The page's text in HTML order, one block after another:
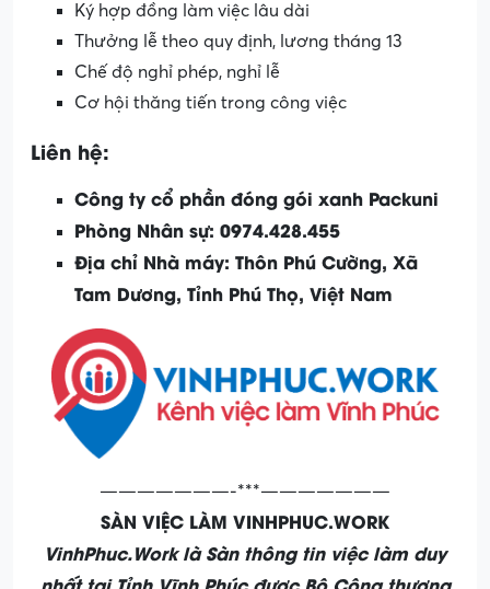
Ký hợp đồng làm việc lâu dài
Thưởng lễ theo quy định, lương tháng 13
Chế độ nghỉ phép, nghỉ lễ
Cơ hội thăng tiến trong công việc
Liên hệ:
Công ty cổ phần đóng gói xanh Packuni
Phòng Nhân sự: 0974.428.455
Địa chỉ Nhà máy: Thôn Phú Cường, Xã
Tam Dương, Tỉnh Phú Thọ, Việt Nam
———————-***———————
SÀN VIỆC LÀM VINHPHUC.WORK
VinhPhuc.Work là Sàn thông tin việc làm duy